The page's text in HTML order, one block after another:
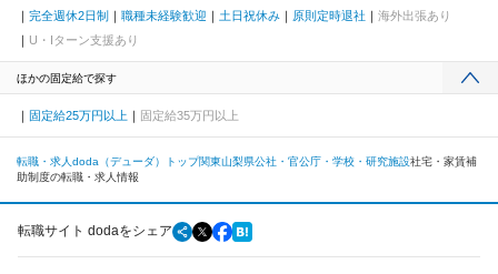
完全週休2日制
職種未経験歓迎 土日祝休み 原則定時退社
海外出張あり
U・Iターン支援あり
ほかの固定給で探す
固定給25万円以上 固定給35万円以上
転職・求人doda（デューダ）トップ関東山梨県公社・官公庁・学校・研究施設社宅・家賃補
助制度の転職・求人情報
転職サイト dodaをシェア